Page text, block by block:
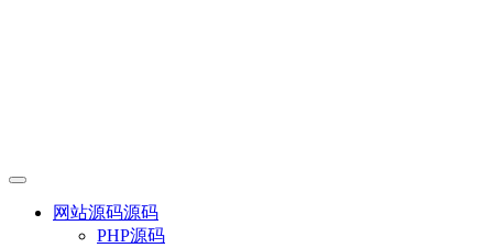
网站源码源码
PHP源码